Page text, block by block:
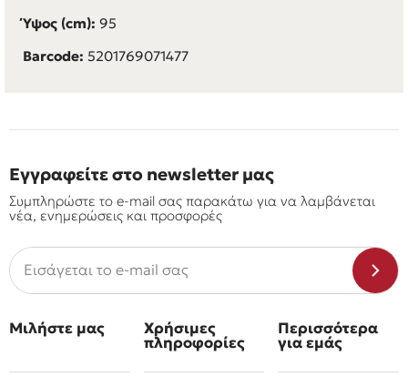
Ύψος (cm): 95
Barcode: 5201769071477
Εγγραφείτε στο newsletter μας
Συμπληρώστε το e-mail σας παρακάτω για να λαμβάνεται
νέα, ενημερώσεις και προσφορές
Μιλήστε μας Χρήσιμες
πληροφορίες
Περισσότερα
για εμάς